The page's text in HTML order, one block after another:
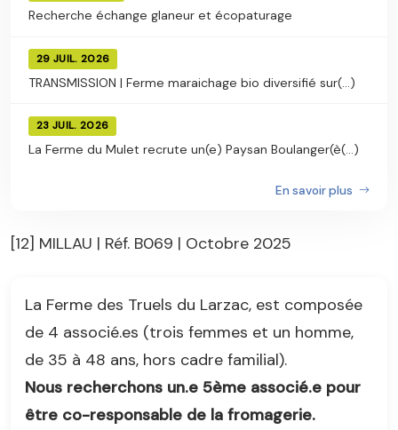
Recherche échange glaneur et écopaturage
29 JUIL. 2026
TRANSMISSION | Ferme maraichage bio diversifié sur(...)
23 JUIL. 2026
La Ferme du Mulet recrute un(e) Paysan Boulanger(è(...)
En savoir plus
[12] MILLAU | Réf. B069 | Octobre 2025
La Ferme des Truels du Larzac, est composée
de 4 associé.es (trois femmes et un homme,
de 35 à 48 ans, hors cadre familial).
Nous recherchons un.e 5ème associé.e pour
être co-responsable de la fromagerie.